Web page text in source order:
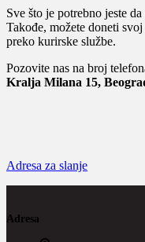
Sve što je potrebno jeste
Takođe, možete doneti
preko kurirske službe.
Pozovite nas na broj
Kralja Milana 15,
Adresa za slanje
Adresa